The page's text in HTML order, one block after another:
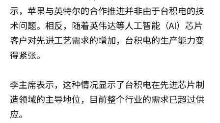
示，苹果与英特尔的合作推进并非由于台积电的技
术问题。相反，随着英伟达等人工智能（AI）芯片
客户对先进工艺需求的增加，台积电的生产能力变
得紧张。
李主席表示，这种情况显示了台积电在先进芯片制
造领域的主导地位，目前整个行业的需求已超过供
应。